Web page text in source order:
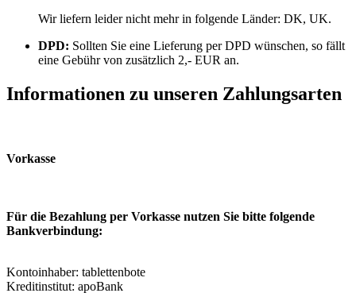
Wir liefern leider nicht mehr in folgende Länder: DK, UK.
DPD: Sollten Sie eine Lieferung per DPD wünschen, so fällt
eine Gebühr von zusätzlich 2,- EUR an.
Informationen zu unseren Zahlungsarten
Vorkasse
Für die Bezahlung per Vorkasse nutzen Sie bitte folgende
Bankverbindung:
Kontoinhaber: tablettenbote
Kreditinstitut: apoBank